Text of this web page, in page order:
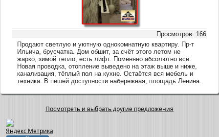
Просмотров: 166
Продают светлую и уютную однокомнатную квартиру. Пр-т
Ильича, брусчатка. Дом обшит, за счёт этого летом не
жарко, зимой тепло, есть лифт. Поменяно абсолютно всё.
Новая проводка, отопление выведено на этаж выше и ниже,
канализация, тёплый пол на кухне. Остаётся вся мебель и
техника. В пешей доступности набережная, площадь Ленина.
Посмотреть и выбрать другие предложения